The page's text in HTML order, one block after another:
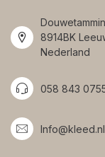
8914BK
Nederland
058 843
Info@kleed.nl